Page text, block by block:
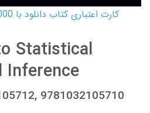
Statistical
Inference
9781032105710